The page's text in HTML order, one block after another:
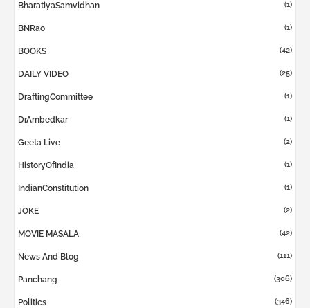
BharatiyaSamvidhan (1)
BNRao (1)
BOOKS (42)
DAILY VIDEO (25)
DraftingCommittee (1)
DrAmbedkar (1)
Geeta Live (2)
HistoryOfIndia (1)
IndianConstitution (1)
JOKE (2)
MOVIE MASALA (42)
News And Blog (111)
Panchang (306)
Politics (346)